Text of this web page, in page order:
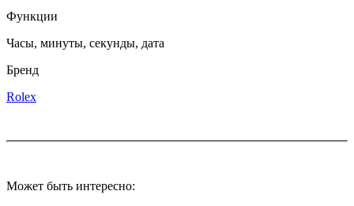
Функции
Часы, минуты, секунды, дата
Бренд
Rolex
Может быть интересно: